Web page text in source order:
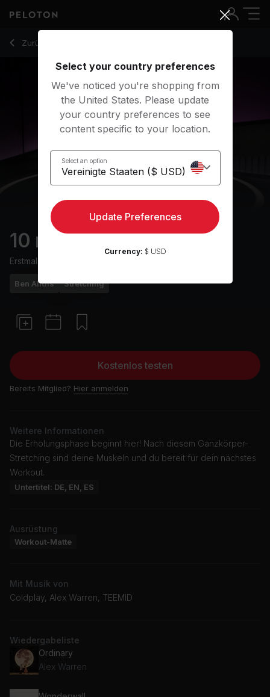
Zurück zu Stretchingkurse
Zurück
10 min Full Body Stretch
Erstmals ausgestrahlt am
Ben Alldis Stretching
Kostenlos testen
Bereits Mitglied? Hier anmelden
Weitere Informationen
Die Erholungsphase beginnt hier! Nach diesem Ganzkörper-
Stretching sind deine Muskeln und du bereit für dein nächstes
Workout.
Untertitel: DE, EN, ES
Ausrüstung
Workout-Matte
Mit Musik von
Coldplay, Alex Warren, TEEMID
Wiedergabeliste
Ordinary
Alex Warren
Select your country preferences
We've noticed you're shopping from
the United States. Please update
your country preferences to see
content specific to your location.
Select an option
Update Preferences
Currency: $ USD